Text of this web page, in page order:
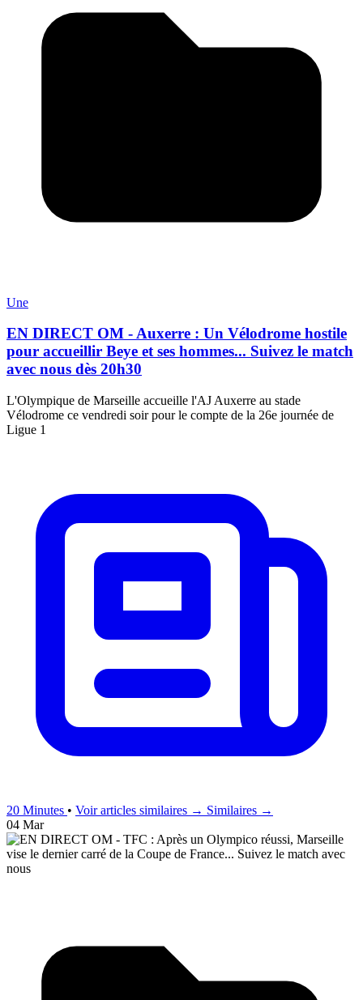
Une
EN DIRECT OM - Auxerre : Un Vélodrome hostile
pour accueillir Beye et ses hommes... Suivez le match
avec nous dès 20h30
L'Olympique de Marseille accueille l'AJ Auxerre au stade
Vélodrome ce vendredi soir pour le compte de la 26e journée de
Ligue 1
20 Minutes • Voir articles similaires → Similaires →
04 Mar